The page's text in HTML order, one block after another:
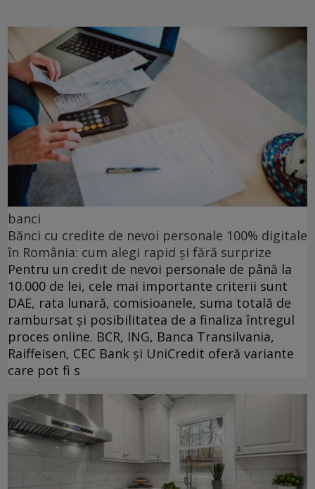
banci
Bănci cu credite de nevoi personale 100% digitale
în România: cum alegi rapid și fără surprize
Pentru un credit de nevoi personale de până la
10.000 de lei, cele mai importante criterii sunt
DAE, rata lunară, comisioanele, suma totală de
rambursat și posibilitatea de a finaliza întregul
proces online. BCR, ING, Banca Transilvania,
Raiffeisen, CEC Bank și UniCredit oferă variante
care pot fi s